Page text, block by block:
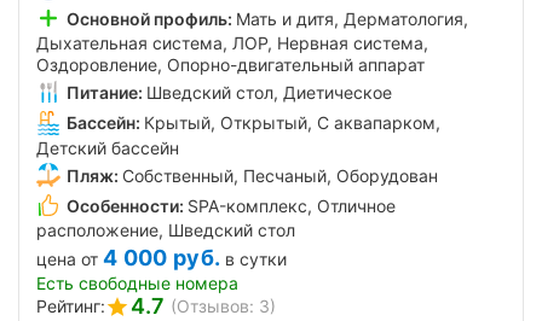
Основной профиль: Мать и дитя, Дерматология,
Дыхательная система, ЛОР, Нервная система,
Оздоровление, Опорно-двигательный аппарат
Питание: Шведский стол, Диетическое
Бассейн: Крытый, Открытый, С аквапарком,
Детский бассейн
Пляж: Собственный, Песчаный, Оборудован
Особенности: SPA-комплекс, Отличное
расположение, Шведский стол
цена от 4 000 руб. в сутки
Есть свободные номера
Рейтинг:
4.7 (Отзывов: 3)